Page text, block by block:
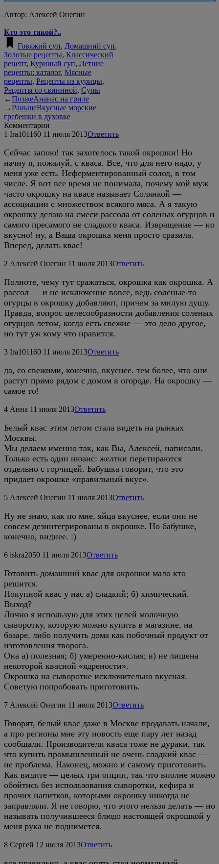
Автор: Алексей Онегин
Кто это такой?..
Говяжий суп, Домашний суп,
Золотые рецепты, Классический
рецепт, Куриный суп, Летние
рецепты: каталог, Мясные
рецепты, Рецепты из курицы,
Рецепты со свининой, Супы
←ПозжеАнанас на гриле
→РаньшеВкусные морские
гребешки в духовке
Комментарии
1 Ira101160 11 июля 2013Ответить
Сейчас запою! так захотелось такой окрошки! Но
начну я, пожалуй, с кваса. Все, что для него надо, у
меня уже есть. Неферментированный солод, в том
числе. Я вот все время не понимала, почему мой муж
часто окрошку на квасе называет Солянкой —
ассоциации с множеством всякого мяса. А я такую
окрошку делаю на смеси рассола от соленых огурцов и
самого пресамого не сладкого кваса. Извращение — но
вкусно! ну, а Ваша окрошка меня просто сразила.
Вперед, делать квас!
2 Алексей Онегин 11 июля 2013Ответить
Полноте, чему тут сражаться, окрошка как окрошка. А
рассол — и не исключение вовсе, ведь соленые-то
огурцы в окрошку добавляют, причем за милую душу.
Правда, вопрос целесообразности добавления соленых
огурцов летом, когда есть свежие — это дело другое,
но тут уж кому что нравится.
3 Ira101160 11 июля 2013Ответить
да, со свежими, конечно, вкуснее. тем более, что они
растут прямо рядом с домом в огороде. На окрошку —
самое то!
4 Анна 11 июля 2013Ответить
Белый квас этим летом стала видеть на рынках
Москвы.
Мы делаем именно так, как Вы, Алексей, написали.
Только есть один нюанс: желтки перетираются
отдельно с горчицей. Бабушка говорит, что это
придает окрошке «правильный вкус».
5 Алексей Онегин 11 июля 2013Ответить
Ну не знаю, как по мне, яйца вкуснее, если они не
совсем дезинтегрированы в окрошке. Но бабушке,
конечно, виднее. :)
6 iskra2050 11 июля 2013Ответить
Готовить домашний квас для окрошки мало кто
решится.
Покупной квас у нас а) сладкий; б) химический.
Выход?
Лично я использую для этих целей молочную
сыворотку, которую можно купить в магазине, на
базаре, либо получить дома как побочный продукт от
изготовления творога.
Она а) полезная; б) умеренно-кислая; в) не лишена
некоторой квасной «ядрености».
Окрошка на сыворотке исключительно вкусная.
Советую попробовать приготовить.
7 Алексей Онегин 11 июля 2013Ответить
Говорят, белый квас даже в Москве продавать начали,
а про регионы мне эту новость еще пару лет назад
сообщали. Производители кваса тоже не дураки, так
что купить промышленный не очень сладкий квас —
не проблема. Наконец, можно и самому приготовить.
Как видите — целых три опции, так что вполне можно
обойтись без использования сыворотки, кефира и
прочих напитков, которыми окрошку никогда не
заправляли. Я не говорю, что этого нельзя делать — но
называть получившееся блюдо настоящей окрошкой у
меня рука не поднимется.
8 Сергей 12 июля 2013Ответить